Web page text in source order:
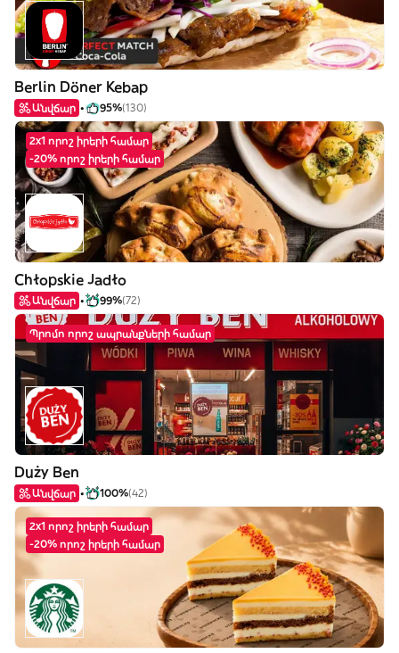
Berlin Döner Kebap
Անվճար 95%(130)
2x1 որոշ իրերի համար
-20% որոշ իրերի համար
Chłopskie Jadło
Անվճար 99%(72)
Պրոմո որոշ ապրանքների համար
Duży Ben
Անվճար 100%(42)
2x1 որոշ իրերի համար
-20% որոշ իրերի համար